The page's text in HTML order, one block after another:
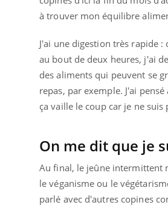
à trouver mon équilibre
J'ai une digestion très rapide
au bout de deux heures, j'ai
des aliments qui peuvent se
repas, par exemple. J'ai
ça vaille le coup car je ne suis
On me dit que je
Au final, le jeûne intermittent
le véganisme ou le
parlé avec d'autres copines